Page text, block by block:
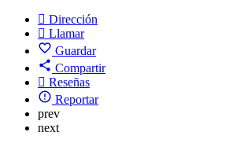
Dirección
Llamar
Guardar
Compartir
Reseñas
Reportar
prev
next